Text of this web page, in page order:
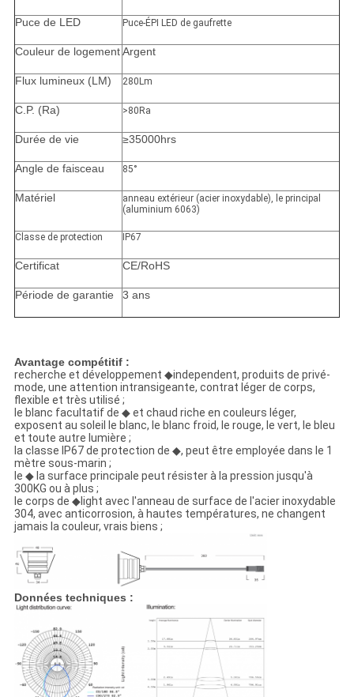
Puce de LED Puce-ÉPI LED de gaufrette
Couleur de logementArgent
Flux lumineux (LM) 280Lm
C.P. (Ra) >80Ra
Durée de vie ≥35000hrs
Angle de faisceau 85°
Matériel
anneau extérieur (acier inoxydable), le principal
(aluminium 6063)
Classe de protection IP67
Certificat CE/RoHS
Période de garantie 3 ans
Avantage compétitif :
recherche et développement ◆independent, produits de privé-
mode, une attention intransigeante, contrat léger de corps,
flexible et très utilisé ;
le blanc facultatif de ◆ et chaud riche en couleurs léger,
exposent au soleil le blanc, le blanc froid, le rouge, le vert, le bleu
et toute autre lumière ;
la classe IP67 de protection de ◆, peut être employée dans le 1
mètre sous-marin ;
le ◆ la surface principale peut résister à la pression jusqu'à
300KG ou à plus ;
le corps de ◆light avec l'anneau de surface de l'acier inoxydable
304, avec anticorrosion, à hautes températures, ne changent
jamais la couleur, vrais biens ;
Données techniques :